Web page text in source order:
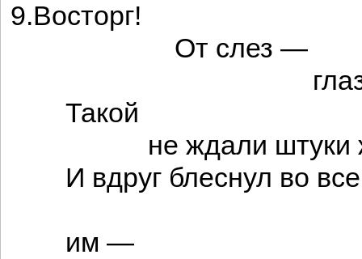
9.Восторг!
От слез —
глаза в
Такой
не ждали штуки
И вдруг блеснул во
им —